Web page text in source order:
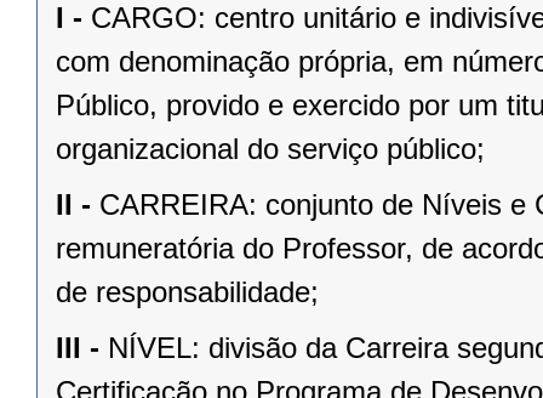
I - CARGO: centro unitário e
com denominação própria, em
Público, provido e exercido por um
organizacional do serviço público;
II - CARREIRA: conjunto de Níveis e
remuneratória do Professor, de
de responsabilidade;
III - NÍVEL: divisão da Carreira